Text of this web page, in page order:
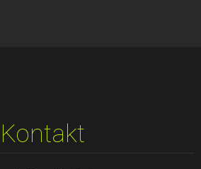
Kontakt